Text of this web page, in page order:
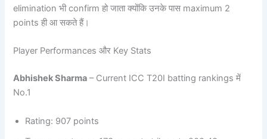
elimination भी confirm हो जाता क्योंकि उनके पास maximum 2
points ही आ सकते हैं।
Player Performances और Key Stats
Abhishek Sharma – Current ICC T20I batting rankings में
No.1
Rating: 907 points